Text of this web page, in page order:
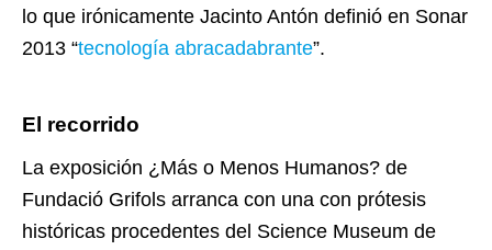
lo que irónicamente Jacinto Antón definió en Sonar
2013 “tecnología abracadabrante”.
El recorrido
La exposición ¿Más o Menos Humanos? de
Fundació Grifols arranca con una con prótesis
históricas procedentes del Science Museum de